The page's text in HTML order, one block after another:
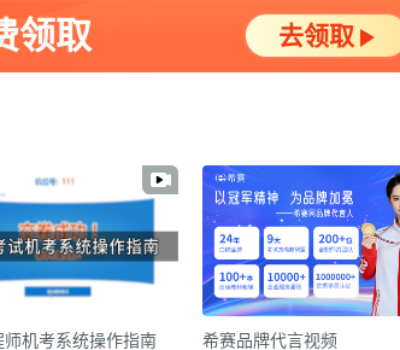
领取 去领取
师机考系统操作指南 希赛品牌代言视频